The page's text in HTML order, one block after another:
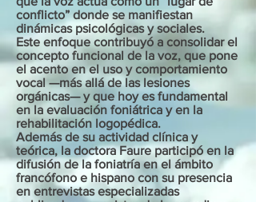
conflicto” donde se manifiestan
dinámicas psicológicas y sociales.
Este enfoque contribuyó a consolidar el
concepto funcional de la voz, que pone
el acento en el uso y comportamiento
vocal —más allá de las lesiones
orgánicas— y que hoy es fundamental
en la evaluación foniátrica y en la
rehabilitación logopédica.
Además de su actividad clínica y
teórica, la doctora Faure participó en la
difusión de la foniatría en el ámbito
francófono e hispano con su presencia
en entrevistas especializadas